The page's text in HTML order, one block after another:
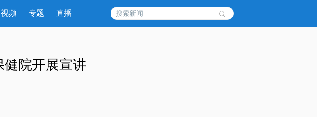
视频 专题 直播
健院开展宣讲